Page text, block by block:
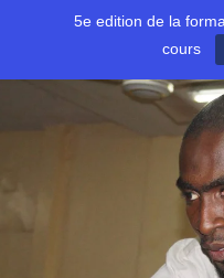
5e edition de la
cours